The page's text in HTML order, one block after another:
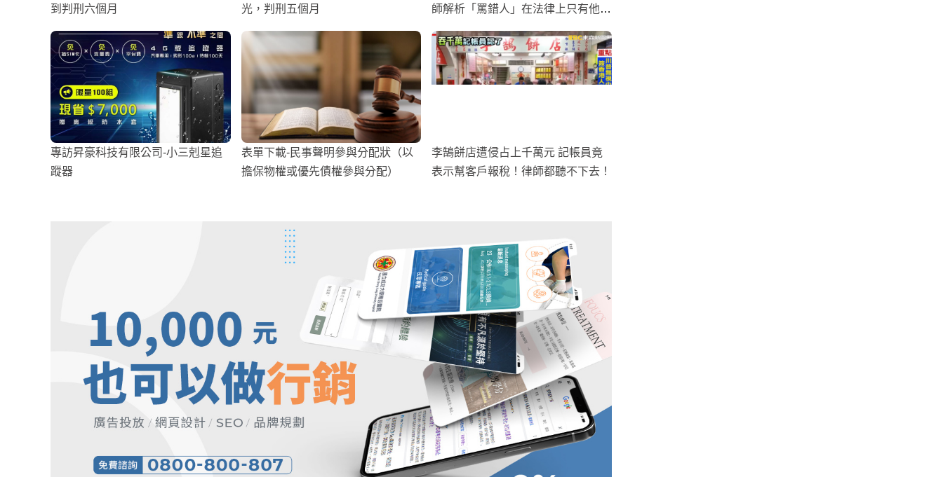
到判刑六個月
光，判刑五個月
師解析「罵錯人」在法律上只有他能
專訪昇豪科技有限公司-小三剋星追
蹤器
表單下載-民事聲明參與分配狀（以
擔保物權或優先債權參與分配）
李鵠餅店遭侵占上千萬元 記帳員竟
表示幫客戶報稅！律師都聽不下去！